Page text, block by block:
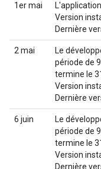
1er mai
Version
Dernière
2 mai
Le
période de
termine le
Version
Dernière
6 juin
Le
période de
termine le
Version
Dernière